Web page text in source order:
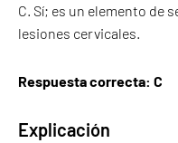
C. Sí; es un elemento de
lesiones cervicales.
Respuesta correcta: C
Explicación